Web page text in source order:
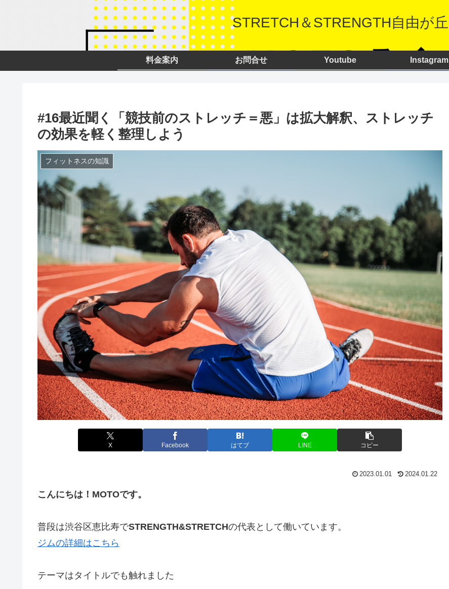
STRETCH＆STRENGTH自由が丘
料金案内 お問合せ Youtube Instagram
#16最近聞く「競技前のストレッチ＝悪」は拡大解釈、ストレッチ
の効果を軽く整理しよう
フィットネスの知識
X Facebook はてブ LINE コピー
2023.01.01 2024.01.22
こんにちは！MOTOです。
普段は渋谷区恵比寿でSTRENGTH&STRETCHの代表として働いています。
ジムの詳細はこちら
テーマはタイトルでも触れました